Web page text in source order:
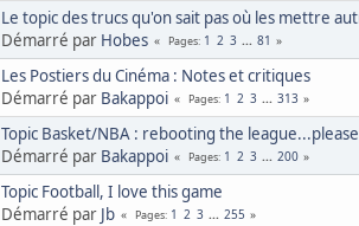
Le topic des trucs qu'on sait pas où les mettre
Démarré par Hobes Pages 1 2 3 ... 81
Les Postiers du Cinéma : Notes et critiques
Démarré par Bakappoi Pages 1 2 3 ... 313
Topic Basket/NBA : rebooting the
Démarré par Bakappoi Pages 1 2 3 ... 200
Topic Football, I love this game
Démarré par Jb Pages 1 2 3 ... 255